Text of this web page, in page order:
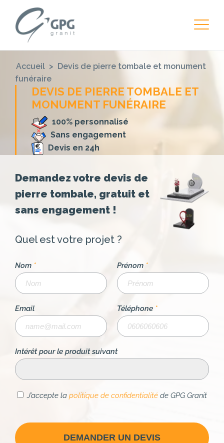
Accueil > Devis de pierre tombale et monument
funéraire
DEVIS DE PIERRE TOMBALE ET
MONUMENT FUNÉRAIRE
100% personnalisé
Sans engagement
Devis en 24h
Demandez votre devis de
pierre tombale, gratuit et
sans engagement !
Quel est votre projet ?
Nom * Prénom *
Email Téléphone *
Intérêt pour le produit suivant
J’accepte la politique de confidentialité de GPG Granit
DEMANDER UN DEVIS